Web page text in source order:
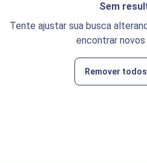
Sem
Tente ajustar sua busca
encontrar
Remover